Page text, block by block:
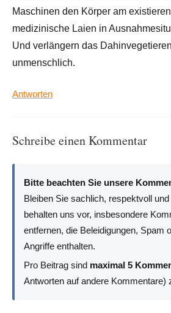
Maschinen den Körper am
medizinische Laien in
Und verlängern das
unmenschlich.
Antworten
Schreibe einen Kommentar
Bitte beachten Sie unsere
Bleiben Sie sachlich, respektvoll
behalten uns vor, insbesondere
entfernen, die Beleidigungen, Spam
Angriffe enthalten.
Pro Beitrag sind maximal 5
Antworten auf andere Kommentare)